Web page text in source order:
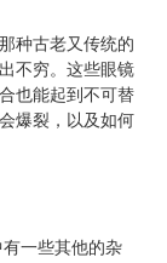
种古老又传统的
不穷。这些眼镜
也能起到不可替
会爆裂，以及如何
一些其他的杂